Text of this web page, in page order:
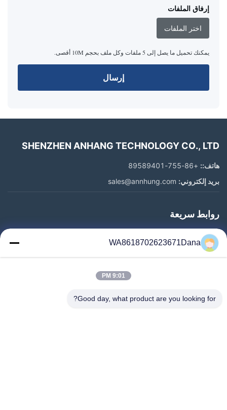
إرفاق الملفات
اختر الملفات
يمكنك تحميل ما يصل إلى 5 ملفات وكل ملف بحجم 10M أقصى.
إرسال
SHENZHEN ANHANG TECHNOLOGY CO., LTD
هاتف:: +86-755-89589401
بريد إلكتروني:
روابط سريعة
المنزل
المنتجات
جولة في المعمل
WA8618702623671Dana
9:01 PM
Good day, what product are you looking for?